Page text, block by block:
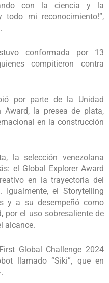
con la ciencia y la
todo mi reconocimiento!”,
conformada por 13
compitieron contra
por parte de la Unidad
Award, la presea de plata,
en la construcción
la selección venezolana
el Global Explorer Award
en la trayectoria del
el Storytelling
y a su desempeñó como
por el uso sobresaliente de
alcance.
Global Challenge 2024
llamado “Siki”, que en